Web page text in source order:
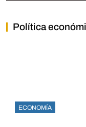
Política
ECONOMÍA